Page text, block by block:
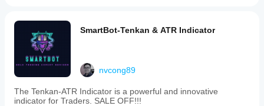
SmartBot-Tenkan & ATR Indicator
nvcong89
The Tenkan-ATR Indicator is a powerful and innovative
indicator for Traders. SALE OFF!!!